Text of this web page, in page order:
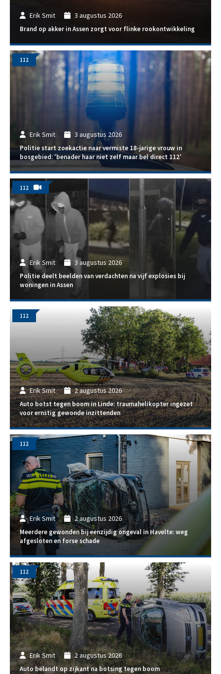
Erik Smit 3 augustus 2026
Brand op akker in Assen zorgt voor flinke rookontwikkeling
Erik Smit 3 augustus 2026
Politie start zoekactie naar vermiste 18-jarige vrouw in
bosgebied: 'benader haar niet zelf maar bel direct 112'
112
Erik Smit 3 augustus 2026
Politie deelt beelden van verdachten na vijf explosies bij
woningen in Assen
112
Erik Smit 2 augustus 2026
Auto botst tegen boom in Linde: traumahelikopter ingezet
voor ernstig gewonde inzittenden
112
Erik Smit 2 augustus 2026
Meerdere gewonden bij eenzijdig ongeval in Havelte: weg
afgesloten en forse schade
112
Erik Smit 2 augustus 2026
Auto belandt op zijkant na botsing tegen boom
112